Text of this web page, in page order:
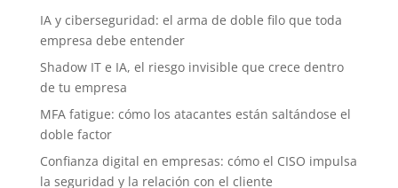
IA y ciberseguridad: el arma de doble filo que toda
empresa debe entender
Shadow IT e IA, el riesgo invisible que crece dentro
de tu empresa
MFA fatigue: cómo los atacantes están saltándose el
doble factor
Confianza digital en empresas: cómo el CISO impulsa
la seguridad y la relación con el cliente